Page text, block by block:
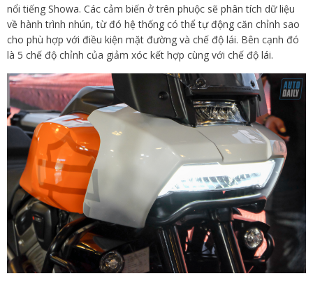
nổi tiếng Showa. Các cảm biến ở trên phuộc sẽ phân tích dữ liệu
về hành trình nhún, từ đó hệ thống có thể tự động căn chỉnh sao
cho phù hợp với điều kiện mặt đường và chế độ lái. Bên cạnh đó
là 5 chế độ chỉnh của giảm xóc kết hợp cùng với chế độ lái.